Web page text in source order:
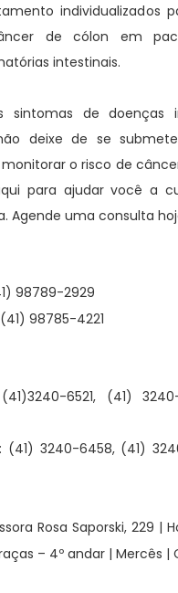
individualizados
de cólon em
intestinais.
sintomas de doenças
deixe de se
o risco de
para ajudar você a
Agende uma consulta
98789-2929
98785-4221
6521, (41)
(41) 3240-6458, (41)
Rosa Saporski, 229 |
– 4º andar | Mercês |